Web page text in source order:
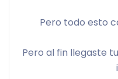
Pero todo esto
Pero al fin llegaste